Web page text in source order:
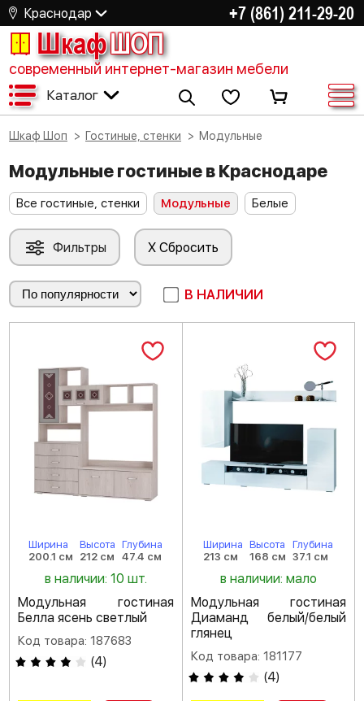
Краснодар +7 (861) 211-29-20
ШкафШОП
современный интернет-магазин мебели
Каталог
Шкаф Шоп Гостиные, стенки Модульные
Модульные гостиные в Краснодаре
Все гостиные, стенки Модульные Белые
Фильтры X Сбросить
В НАЛИЧИИ
Ширина
200.1 см
Высота
212 см
Глубина
47.4 см
в наличии: 10 шт.
Модульная гостиная
Белла ясень светлый
Код товара: 187683
(4)
Ширина
213 см
Высота
168 см
Глубина
37.1 см
в наличии: мало
Модульная гостиная
Диаманд белый/белый
глянец
Код товара: 181177
(4)